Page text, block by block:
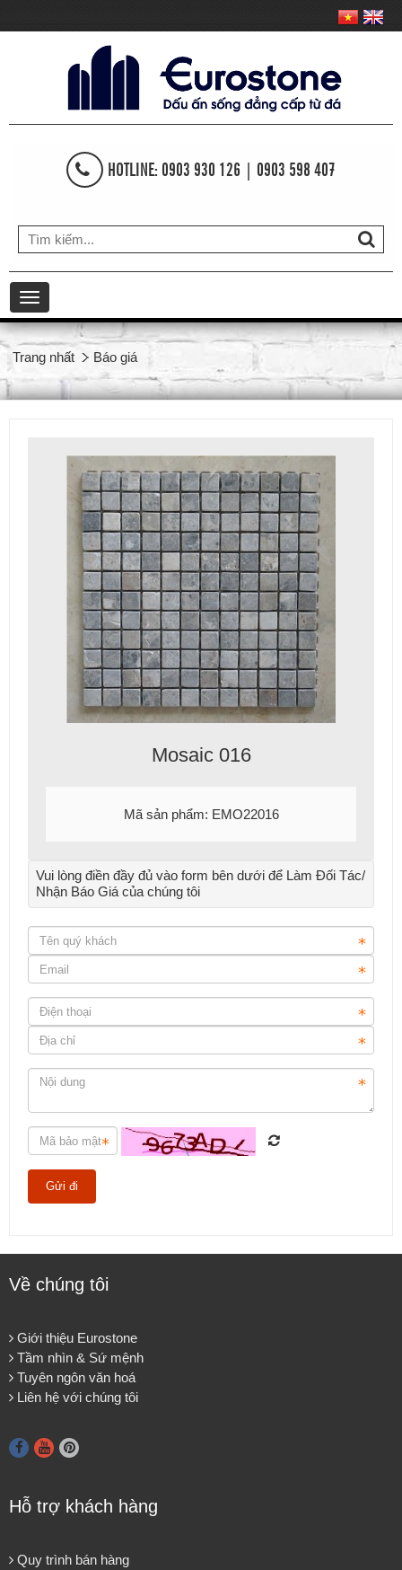
HOTLINE: 0903 930 126 | 0903 598 407
Toggle
navigation
Trang nhất Báo giá
Mosaic 016
Mã sản phẩm: EMO22016
Vui lòng điền đầy đủ vào form bên dưới để Làm Đối Tác/
Nhận Báo Giá của chúng tôi
Về chúng tôi
Giới thiệu Eurostone
Tầm nhìn & Sứ mệnh
Tuyên ngôn văn hoá
Liên hệ với chúng tôi
Hỗ trợ khách hàng
Quy trình bán hàng